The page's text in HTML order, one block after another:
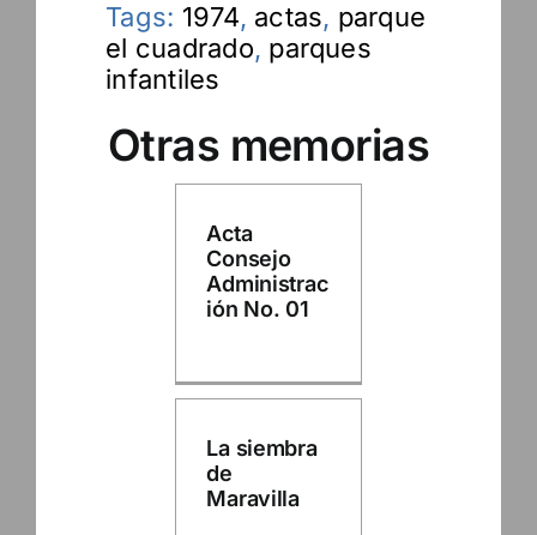
Tags: 1974, actas, parque
el cuadrado, parques
infantiles
Otras memorias
Acta
Consejo
Administrac
ión No. 01
La siembra
de
Maravilla